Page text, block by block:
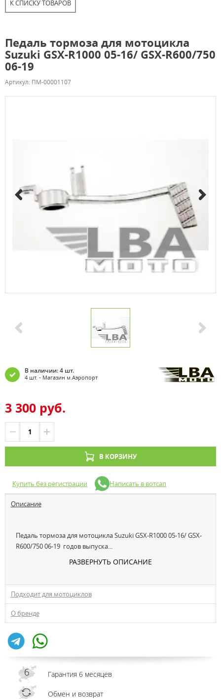
К СПИСКУ ТОВАРОВ
Педаль тормоза для мотоцикла
Suzuki GSX-R1000 05-16/ GSX-R600/750
06-19
Артикул: ПМ-00001107
В наличии: 4 шт.
4 шт. - Магазин м.Аэропорт
3 300 руб.
В КОРЗИНУ
Купить без регистрации Написать в вотсап
Описание
Педаль тормоза для мотоцикла Suzuki GSX-R1000 05-16/ GSX-
R600/750 06-19 годов выпуска...
РАЗВЕРНУТЬ ОПИСАНИЕ
Подходит для мотоциклов
О бренде
Гарантия 6 месяцев
Обмен и возврат